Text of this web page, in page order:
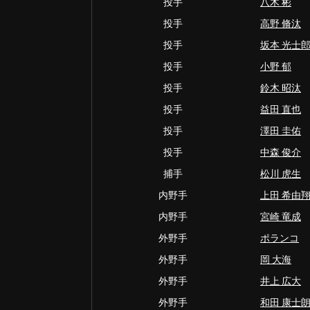
投手
高野 脩汰
投手
坂本 光士郎
投手
小野 郁
投手
鈴木 昭汰
投手
益田 直也
投手
澤田 圭佑
投手
中森 俊介
捕手
松川 虎生
内野手
上田 希由翔
内野手
宮崎 竜成
外野手
ポランコ
外野手
岡 大海
外野手
井上 広大
外野手
和田 康士朗